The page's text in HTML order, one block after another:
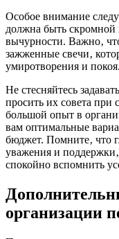
Особое внимание
должна быть скромной
вычурности. Важно‚
зажженные свечи‚
умиротворения и покоя.
Не стесняйтесь
просить их совета
большой опыт в
вам оптимальные
бюджет. Помните‚ что
уважения и
спокойно вспомнить
организации